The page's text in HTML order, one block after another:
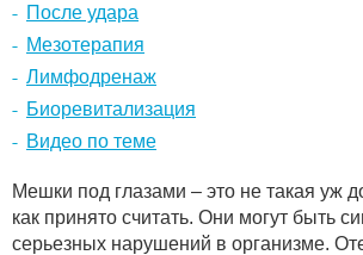
После удара
Мезотерапия
Лимфодренаж
Биоревитализация
Видео по теме
Мешки под глазами – это не такая уж
как принято считать. Они могут быть
серьезных нарушений в организме.